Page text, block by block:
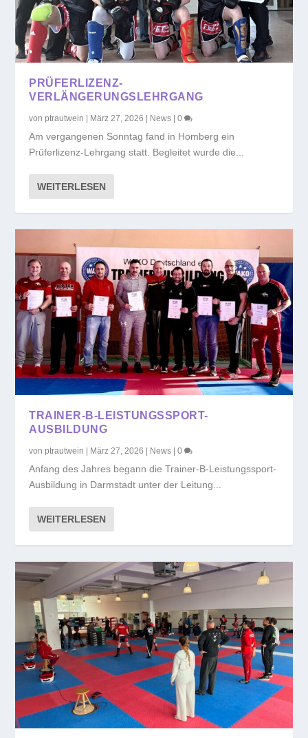
PRÜFERLIZENZ-
VERLÄNGERUNGSLEHRGANG
vonptrautwein | März 27, 2026 | News |0
Am vergangenen Sonntag fand in Homberg ein
Prüferlizenz-Lehrgang statt. Begleitet wurde die...
WEITERLESEN
TRAINER-B-LEISTUNGSSPORT-
AUSBILDUNG
vonptrautwein März 27, 2026 News |0
Anfang des Jahres begann die Trainer-B-Leistungssport-
Ausbildung in Darmstadt unter der Leitung...
WEITERLESEN